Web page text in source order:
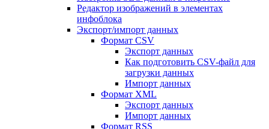
Редактор изображений в элементах
инфоблока
Экспорт/импорт данных
Формат CSV
Экспорт данных
Как подготовить CSV-файл для
загрузки данных
Импорт данных
Формат XML
Экспорт данных
Импорт данных
Формат RSS